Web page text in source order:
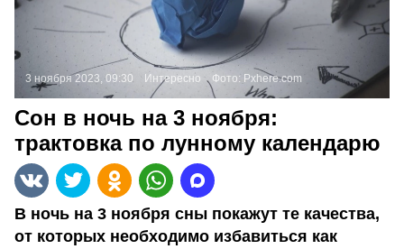
3 ноября 2023, 09:30 Интересно Фото: Pxhere.com
Сон в ночь на 3 ноября:
трактовка по лунному календарю
В ночь на 3 ноября сны покажут те качества,
от которых необходимо избавиться как